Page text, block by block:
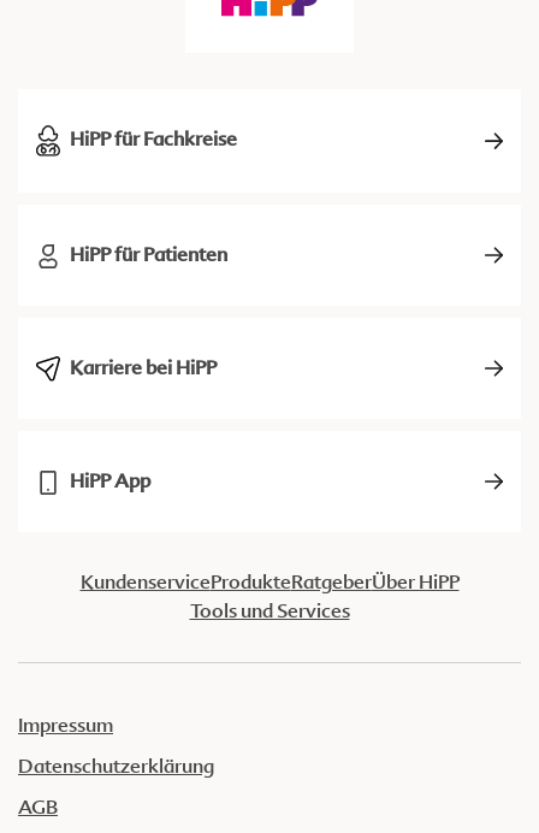
HiPP für Fachkreise
HiPP für Patienten
Karriere bei HiPP
HiPP App
KundenserviceProdukteRatgeberÜber HiPP
Tools und Services
Impressum
Datenschutzerklärung
AGB